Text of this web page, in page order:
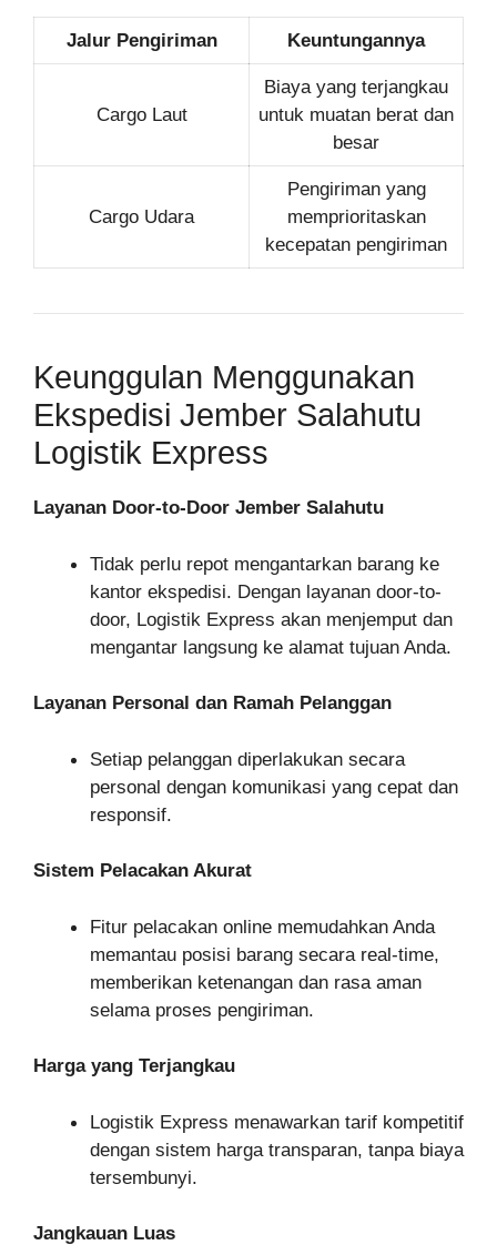
Jalur Pengiriman Keuntungannya
Cargo Laut
Biaya yang terjangkau
untuk muatan berat dan
besar
Cargo Udara
Pengiriman yang
memprioritaskan
kecepatan pengiriman
Keunggulan Menggunakan
Ekspedisi Jember Salahutu
Logistik Express
Layanan Door-to-Door Jember Salahutu
Tidak perlu repot mengantarkan barang ke
kantor ekspedisi. Dengan layanan door-to-
door, Logistik Express akan menjemput dan
mengantar langsung ke alamat tujuan Anda.
Layanan Personal dan Ramah Pelanggan
Setiap pelanggan diperlakukan secara
personal dengan komunikasi yang cepat dan
responsif.
Sistem Pelacakan Akurat
Fitur pelacakan online memudahkan Anda
memantau posisi barang secara real-time,
memberikan ketenangan dan rasa aman
selama proses pengiriman.
Harga yang Terjangkau
Logistik Express menawarkan tarif kompetitif
dengan sistem harga transparan, tanpa biaya
tersembunyi.
Jangkauan Luas